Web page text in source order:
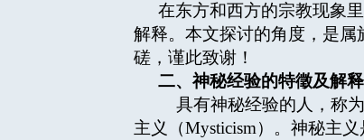
在东方和西方的宗教现象
解释。本文探讨的角度，是属
磋，谨此致谢！
二、神秘经验的特徵及解释
具有神秘经验的人，称
主义（Mysticism）。神秘主